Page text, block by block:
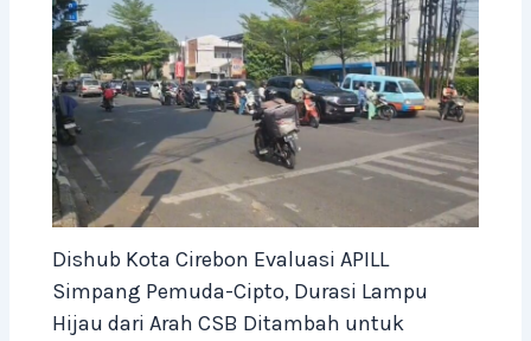
Dishub Kota Cirebon Evaluasi APILL
Simpang Pemuda-Cipto, Durasi Lampu
Hijau dari Arah CSB Ditambah untuk